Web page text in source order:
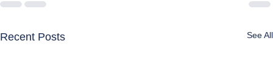
Recent Posts See All